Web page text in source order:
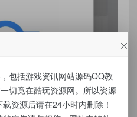
包括游戏资讯网站源码QQ教
切竟在酷玩资源网。所以资源
资源后请在24小时内删除！